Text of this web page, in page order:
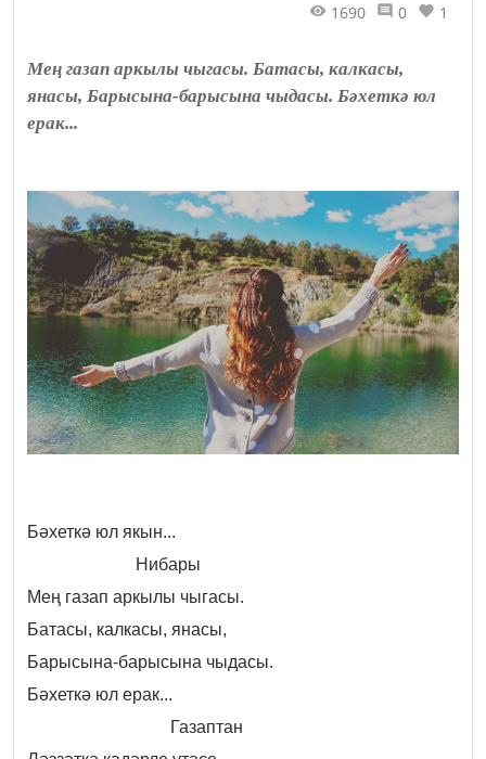
1690 0 1
Мең газап аркылы чыгасы. Батасы, калкасы,
янасы, Барысына-барысына чыдасы. Бәхеткә юл
ерак...
Бәхеткә юл якын...
Нибары
Мең газап аркылы чыгасы.
Батасы, калкасы, янасы,
Барысына-барысына чыдасы.
Бәхеткә юл ерак...
Газаптан